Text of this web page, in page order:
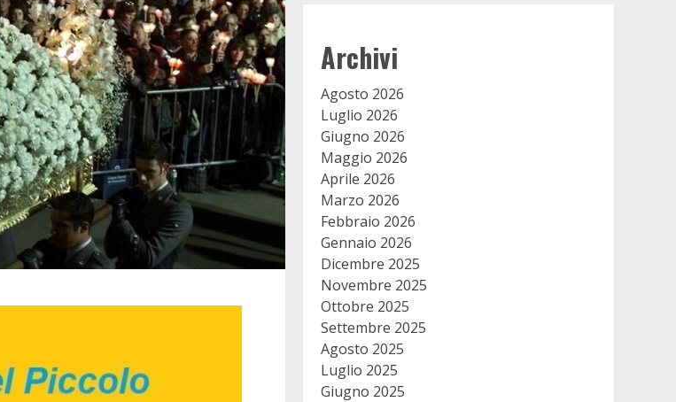
Archivi
Agosto 2026
Luglio 2026
Giugno 2026
Maggio 2026
Aprile 2026
Marzo 2026
Febbraio 2026
Gennaio 2026
Dicembre 2025
Novembre 2025
Ottobre 2025
Settembre 2025
Agosto 2025
Luglio 2025
Giugno 2025